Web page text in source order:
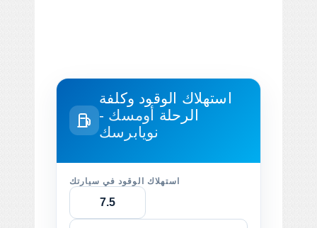
استهلاك الوقود وكلفة
الرحلة أومسك -
نويابرسك
استهلاك الوقود في سيارتك